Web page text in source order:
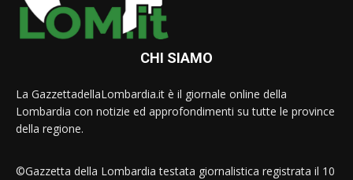
CHI SIAMO
La GazzettadellaLombardia.it è il giornale online della
Lombardia con notizie ed approfondimenti su tutte le province
della regione.
©Gazzetta della Lombardia testata giornalistica registrata il 10